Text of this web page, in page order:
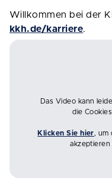
Willkommen bei der
kkh.de/karriere.
Das Video kann
die
Klicken Sie hier, um
akzeptieren